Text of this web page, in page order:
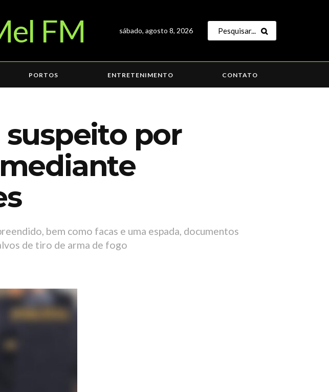
sábado, agosto 8, 2026
PORTOS ENTRETENIMENTO CONTATO
suspeito por
bem como facas e uma espada, documentos
de tiro de arma de fogo